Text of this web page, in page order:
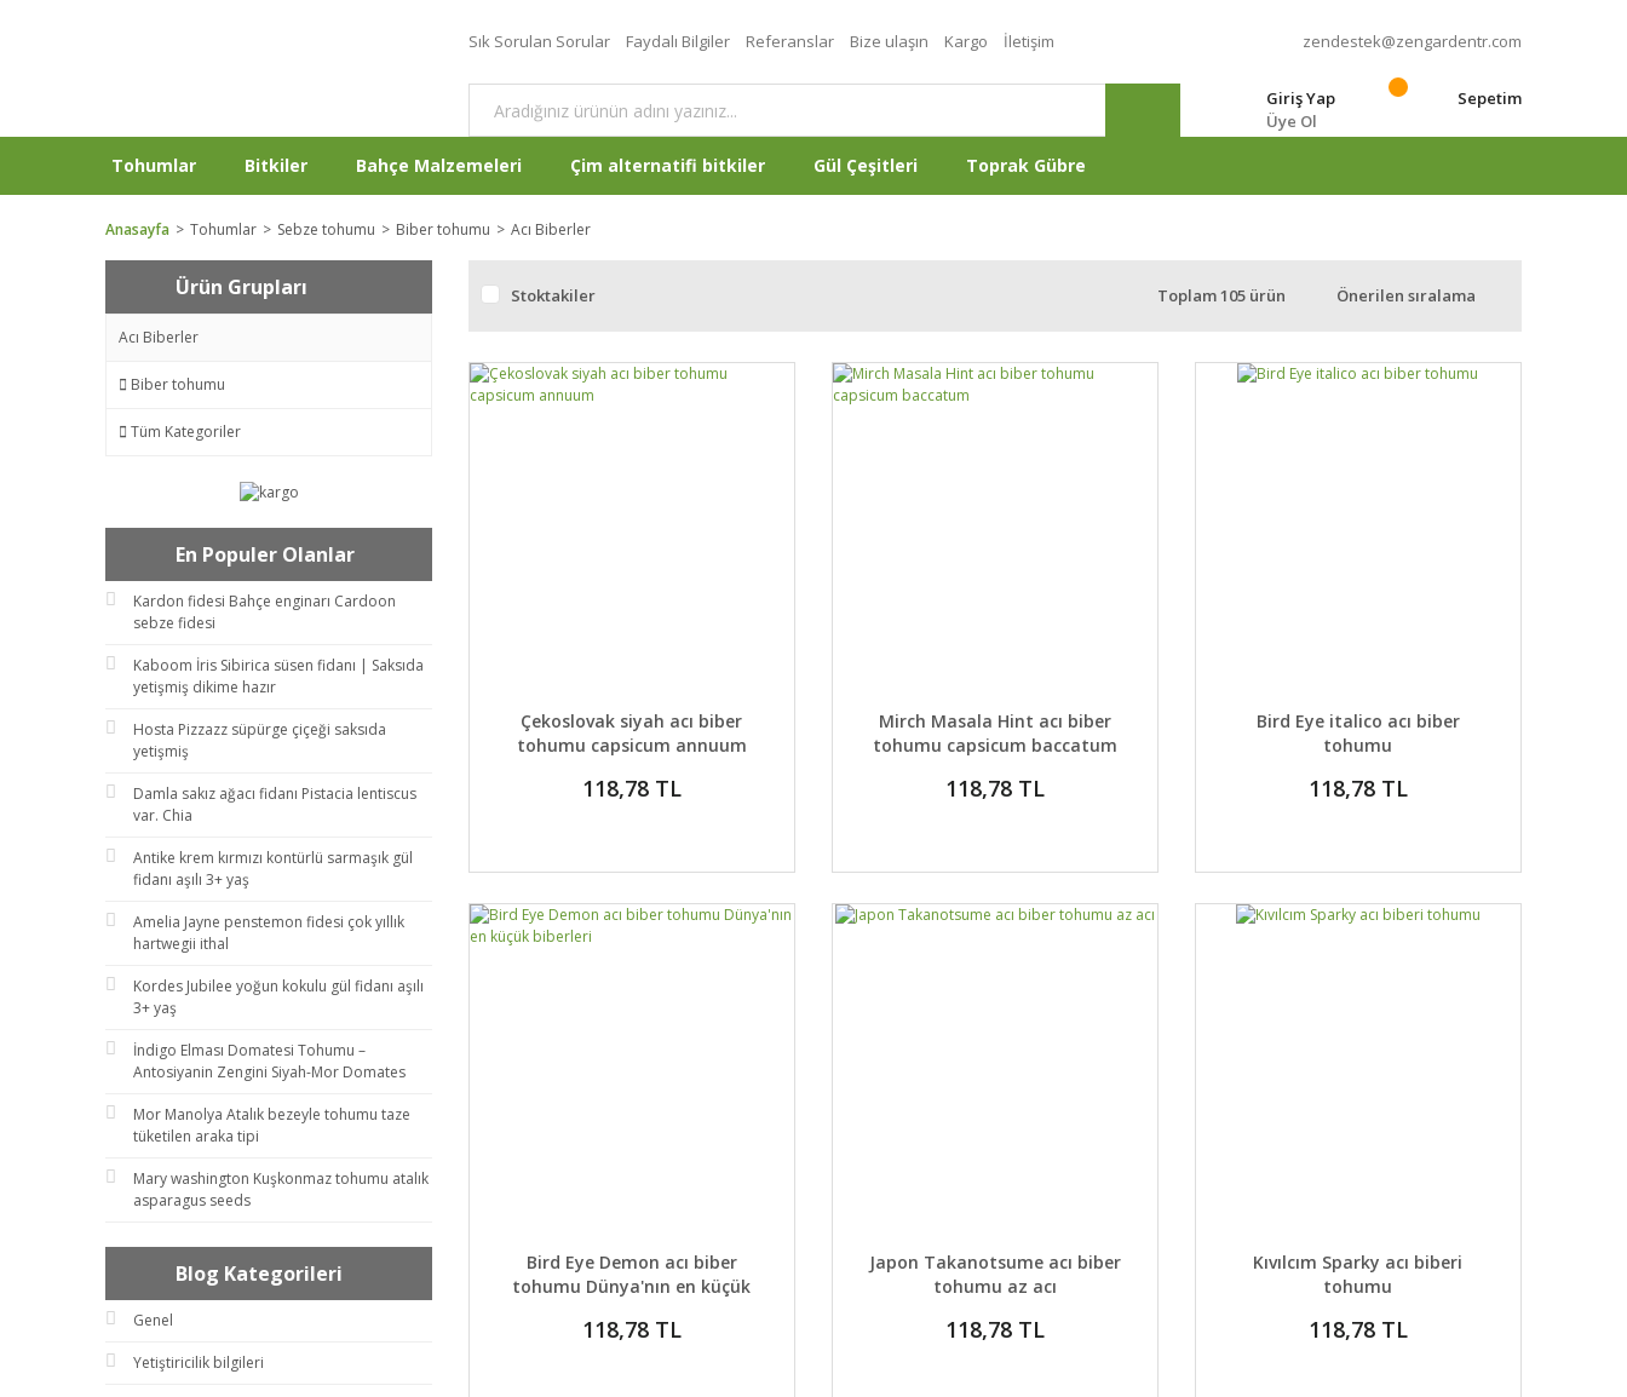
Sık Sorulan Sorular Faydalı Bilgiler Referanslar Bize ulaşın Kargo İletişim zendestek@zengardentr.com
Giriş Yap
Üye Ol
Sepetim
Tohumlar Bitkiler Bahçe Malzemeleri Çim alternatifi bitkiler Gül Çeşitleri Toprak Gübre
Anasayfa Tohumlar Sebze tohumu Biber tohumu Acı Biberler
Ürün Grupları
Acı Biberler
Biber tohumu
Tüm Kategoriler
En Populer Olanlar
Kardon fidesi Bahçe enginarı Cardoon
sebze fidesi
Kaboom İris Sibirica süsen fidanı | Saksıda
yetişmiş dikime hazır
Hosta Pizzazz süpürge çiçeği saksıda
yetişmiş
Damla sakız ağacı fidanı Pistacia lentiscus
var. Chia
Antike krem kırmızı kontürlü sarmaşık gül
fidanı aşılı 3+ yaş
Amelia Jayne penstemon fidesi çok yıllık
hartwegii ithal
Kordes Jubilee yoğun kokulu gül fidanı aşılı
3+ yaş
İndigo Elması Domatesi Tohumu –
Antosiyanin Zengini Siyah-Mor Domates
Mor Manolya Atalık bezeyle tohumu taze
tüketilen araka tipi
Mary washington Kuşkonmaz tohumu atalık
asparagus seeds
Blog Kategorileri
Genel
Yetiştiricilik bilgileri
Stoktakiler Toplam 105 ürün
DETAYLAR SEPETE EKLE
Çekoslovak siyah acı biber
tohumu capsicum annuum
118,78 TL
DETAYLAR SEPETE EKLE
Mirch Masala Hint acı biber
tohumu capsicum baccatum
118,78 TL
DETAYLAR SEPETE EKLE
Bird Eye italico acı biber
tohumu
118,78 TL
DETAYLAR SEPETE EKLE
Bird Eye Demon acı biber
tohumu Dünya'nın en küçük
118,78 TL
DETAYLAR SEPETE EKLE
Japon Takanotsume acı biber
tohumu az acı
118,78 TL
DETAYLAR SEPETE EKLE
Kıvılcım Sparky acı biberi
tohumu
118,78 TL